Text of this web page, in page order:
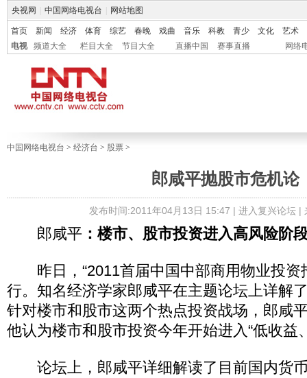
央视网 中国网络电视台 网站地图
首页 新闻 经济 体育 综艺 春晚 戏曲 音乐 科教 青少 文化
艺术
电视
频道大全 栏目大全 节目大全 直播中国 赛事直播 网络
中国网络电视台 > 经济台 > 股票 >
郎咸平抛股市危机论
发布时间:2011年04月13日 15:47 | 进入复兴论坛|
郎咸平 ：楼市、股市投资进入高风险阶
昨日，“2011首届中国中部商用物业投资
行。知名经济学家郎咸平在主题论坛上详解
针对楼市和股市这两个热点投资战场，郎咸
他认为楼市和股市投资今年开始进入“低收益
论坛上，郎咸平详细解读了目前国内货